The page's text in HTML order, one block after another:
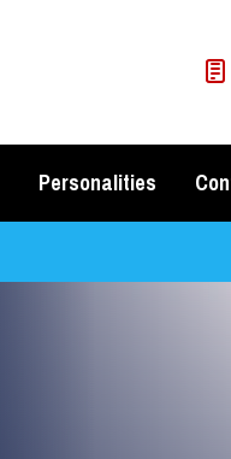
Personalities